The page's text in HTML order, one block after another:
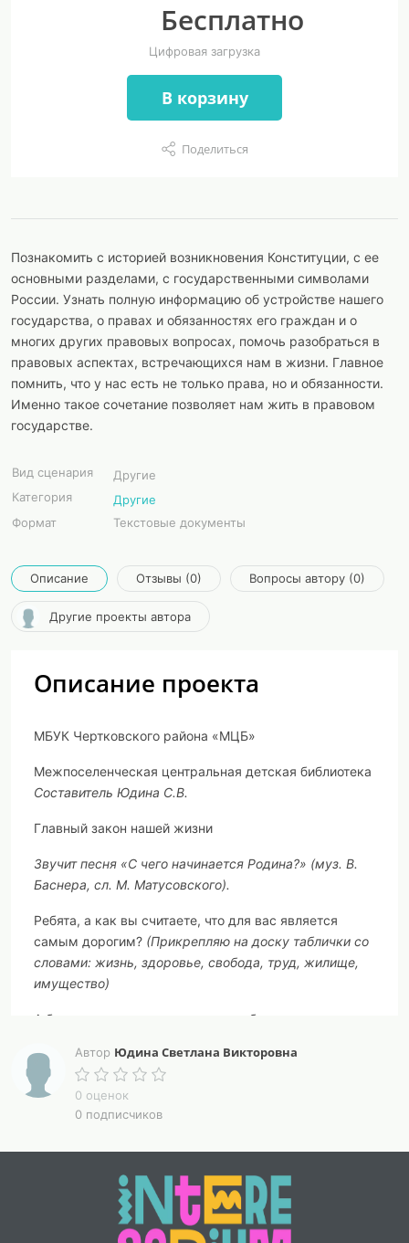
Бесплатно
Цифровая загрузка
В корзину
Поделиться
Познакомить с историей возникновения Конституции, с ее
основными разделами, с государственными символами
России. Узнать полную информацию об устройстве нашего
государства, о правах и обязанностях его граждан и о
многих других правовых вопросах, помочь разобраться в
правовых аспектах, встречающихся нам в жизни. Главное
помнить, что у нас есть не только права, но и обязанности.
Именно такое сочетание позволяет нам жить в правовом
государстве.
Вид сценария
Другие
Категория
Другие
Формат
Текстовые документы
Описание Отзывы (0) Вопросы автору (0)
Другие проекты автора
Описание проекта
МБУК Чертковского района «МЦБ»
Межпоселенческая центральная детская библиотека
Составитель Юдина С.В.
Главный закон нашей жизни
Звучит песня «С чего начинается Родина?» (муз. В.
Баснера, сл. М. Матусовского).
Ребята, а как вы считаете, что для вас является
самым дорогим? (Прикрепляю на доску таблички со
словами: жизнь, здоровье, свобода, труд, жилище,
имущество)
А без чего еще человек не может быть по-
очень важным?(Родина.)
Послушайте одну историю.
друзья, но вдруг у него начались неприятности:
поссорился с товарищами, на работе – выговор. В
общем, обиделся Человек на всех, а больше всего –
на свою страну. Даже говорить стал не «моя
страна», не «мой народ», а «эта страна», «этот
Автор Юдина Светлана Викторовна
0 оценок
0 подписчиков